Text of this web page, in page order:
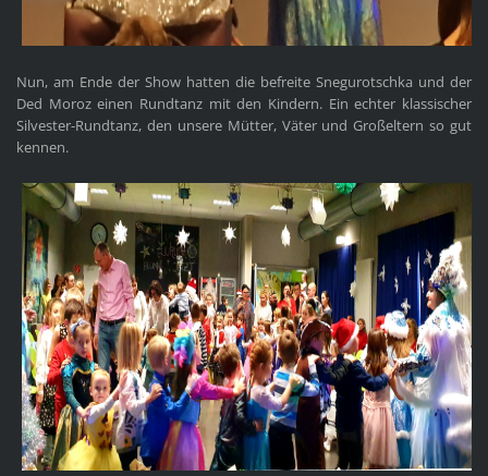
Nun, am Ende der Show hatten die befreite Snegurotschka und der
Ded Moroz einen Rundtanz mit den Kindern. Ein echter klassischer
Silvester-Rundtanz, den unsere Mütter, Väter und Großeltern so gut
kennen.